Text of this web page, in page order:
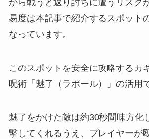
から戦うと返り討ちに遭うリスク
易度は本記事で紹介するスポット
なっています。
このスポットを安全に攻略するカ
呪術「魅了（ラポール）」の活用で
魅了をかけた敵は約30秒間味方化
撃してくれるうえ、プレイヤーが